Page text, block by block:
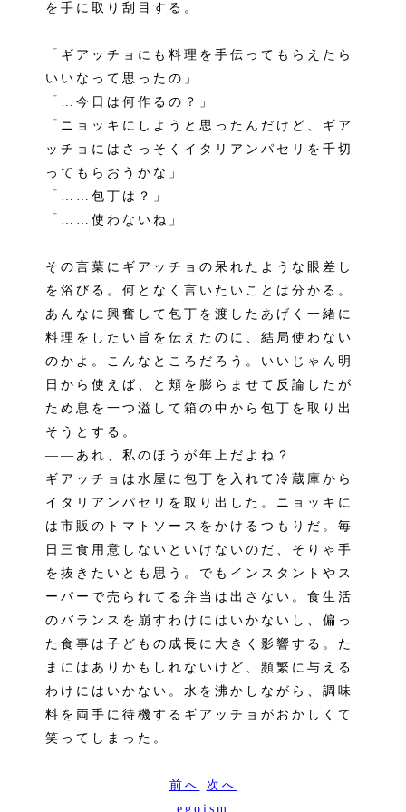
を手に取り刮目する。
「ギアッチョにも料理を手伝ってもらえたら
いいなって思ったの」
「…今日は何作るの？」
「ニョッキにしようと思ったんだけど、ギア
ッチョにはさっそくイタリアンパセリを千切
ってもらおうかな」
「……包丁は？」
「……使わないね」
その言葉にギアッチョの呆れたような眼差し
を浴びる。何となく言いたいことは分かる。
あんなに興奮して包丁を渡したあげく一緒に
料理をしたい旨を伝えたのに、結局使わない
のかよ。こんなところだろう。いいじゃん明
日から使えば、と頬を膨らませて反論したが
ため息を一つ溢して箱の中から包丁を取り出
そうとする。
――あれ、私のほうが年上だよね？
ギアッチョは水屋に包丁を入れて冷蔵庫から
イタリアンパセリを取り出した。ニョッキに
は市販のトマトソースをかけるつもりだ。毎
日三食用意しないといけないのだ、そりゃ手
を抜きたいとも思う。でもインスタントやス
ーパーで売られてる弁当は出さない。食生活
のバランスを崩すわけにはいかないし、偏っ
た食事は子どもの成長に大きく影響する。た
まにはありかもしれないけど、頻繁に与える
わけにはいかない。水を沸かしながら、調味
料を両手に待機するギアッチョがおかしくて
笑ってしまった。
前へ
次へ
egoism